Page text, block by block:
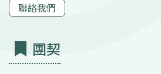
聯絡我們
團契